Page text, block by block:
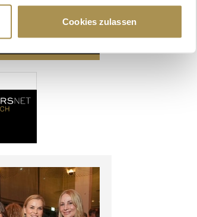
legen Sie Ihre Präferenzen im
für soziale Medien anbieten zu können
Partner führen diese Informationen
oder die sie im Rahmen Ihrer Nutzung
Cookies zulassen